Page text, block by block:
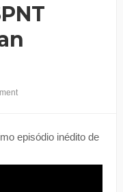
episódio inédito de